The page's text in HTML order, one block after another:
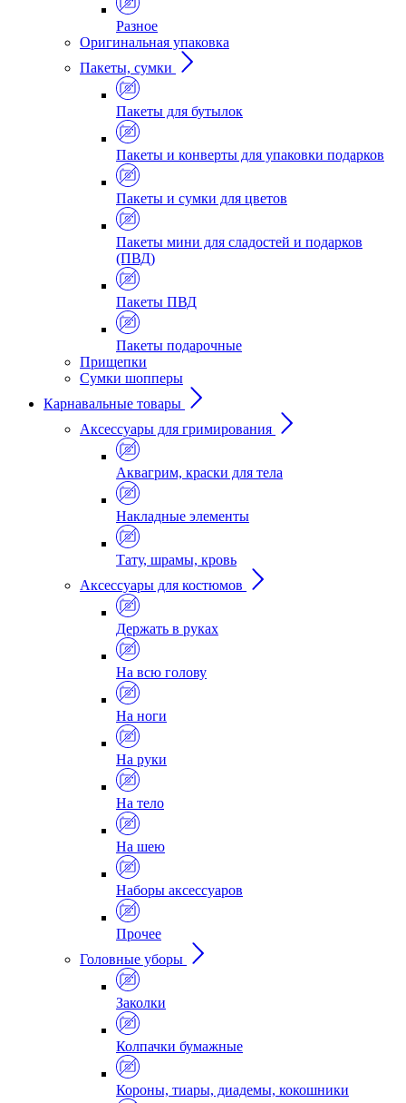
Разное
Оригинальная упаковка
Пакеты, сумки
Пакеты для бутылок
Пакеты и конверты для упаковки подарков
Пакеты и сумки для цветов
Пакеты мини для сладостей и подарков
(ПВД)
Пакеты ПВД
Пакеты подарочные
Прищепки
Сумки шопперы
Карнавальные товары
Аксессуары для гримирования
Аквагрим, краски для тела
Накладные элементы
Тату, шрамы, кровь
Аксессуары для костюмов
Держать в руках
На всю голову
На ноги
На руки
На тело
На шею
Наборы аксессуаров
Прочее
Головные уборы
Заколки
Колпачки бумажные
Короны, тиары, диадемы, кокошники